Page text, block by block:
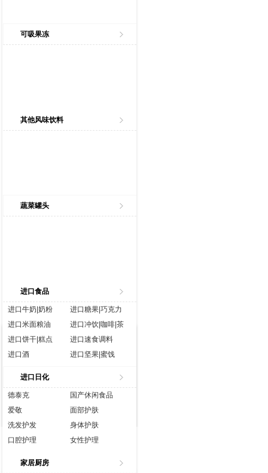
可吸果冻
其他风味饮料
蔬菜罐头
进口食品
进口牛奶|奶粉
进口糖果|巧克力
进口米面粮油
进口冲饮|咖啡|茶
进口饼干|糕点
进口速食调料
进口酒
进口坚果|蜜饯
进口日化
德泰克
国产休闲食品
爱敬
面部护肤
洗发护发
身体护肤
口腔护理
女性护理
家居厨房